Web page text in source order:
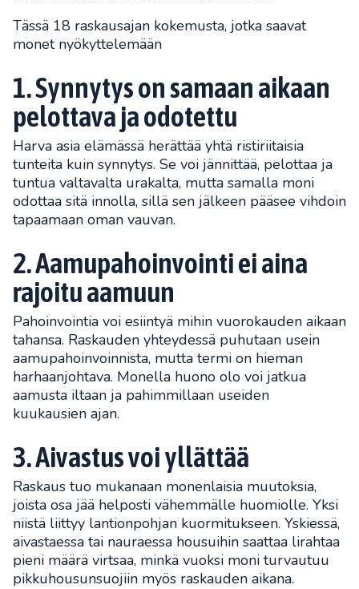
Tässä 18 raskausajan kokemusta, jotka saavat
monet nyökyttelemään
1. Synnytys on samaan aikaan
pelottava ja odotettu
Harva asia elämässä herättää yhtä ristiriitaisia
tunteita kuin synnytys. Se voi jännittää, pelottaa ja
tuntua valtavalta urakalta, mutta samalla moni
odottaa sitä innolla, sillä sen jälkeen pääsee vihdoin
tapaamaan oman vauvan.
2. Aamupahoinvointi ei aina
rajoitu aamuun
Pahoinvointia voi esiintyä mihin vuorokauden aikaan
tahansa. Raskauden yhteydessä puhutaan usein
aamupahoinvoinnista, mutta termi on hieman
harhaanjohtava. Monella huono olo voi jatkua
aamusta iltaan ja pahimmillaan useiden
kuukausien ajan.
3. Aivastus voi yllättää
Raskaus tuo mukanaan monenlaisia muutoksia,
joista osa jää helposti vähemmälle huomiolle. Yksi
niistä liittyy lantionpohjan kuormitukseen. Yskiessä,
aivastaessa tai nauraessa housuihin saattaa lirahtaa
pieni määrä virtsaa, minkä vuoksi moni turvautuu
pikkuhousunsuojiin myös raskauden aikana.